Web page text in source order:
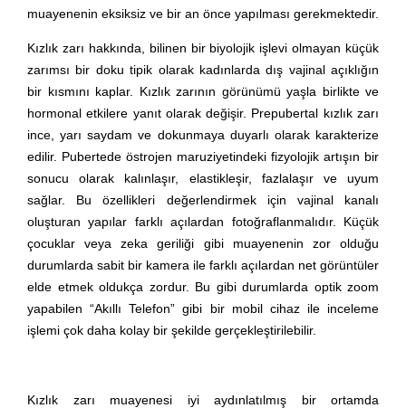
muayenenin eksiksiz ve bir an önce yapılması gerekmektedir.
Kızlık zarı hakkında, bilinen bir biyolojik işlevi olmayan küçük
zarımsı bir doku tipik olarak kadınlarda dış vajinal açıklığın
bir kısmını kaplar. Kızlık zarının görünümü yaşla birlikte ve
hormonal etkilere yanıt olarak değişir. Prepubertal kızlık zarı
ince, yarı saydam ve dokunmaya duyarlı olarak karakterize
edilir. Pubertede östrojen maruziyetindeki fizyolojik artışın bir
sonucu olarak kalınlaşır, elastikleşir, fazlalaşır ve uyum
sağlar. Bu özellikleri değerlendirmek için vajinal kanalı
oluşturan yapılar farklı açılardan fotoğraflanmalıdır. Küçük
çocuklar veya zeka geriliği gibi muayenenin zor olduğu
durumlarda sabit bir kamera ile farklı açılardan net görüntüler
elde etmek oldukça zordur. Bu gibi durumlarda optik zoom
yapabilen “Akıllı Telefon” gibi bir mobil cihaz ile inceleme
işlemi çok daha kolay bir şekilde gerçekleştirilebilir.
Kızlık zarı muayenesi iyi aydınlatılmış bir ortamda